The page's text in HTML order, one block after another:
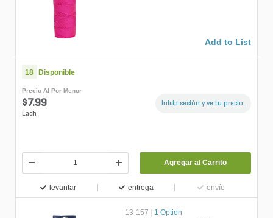
Add to List
18 Disponible
Precio Al Por Menor
$7.99
Each
Inicia sesión y ve tu precio.
Agregar al Carrito
levantar entrega envío
13-157 1 Option